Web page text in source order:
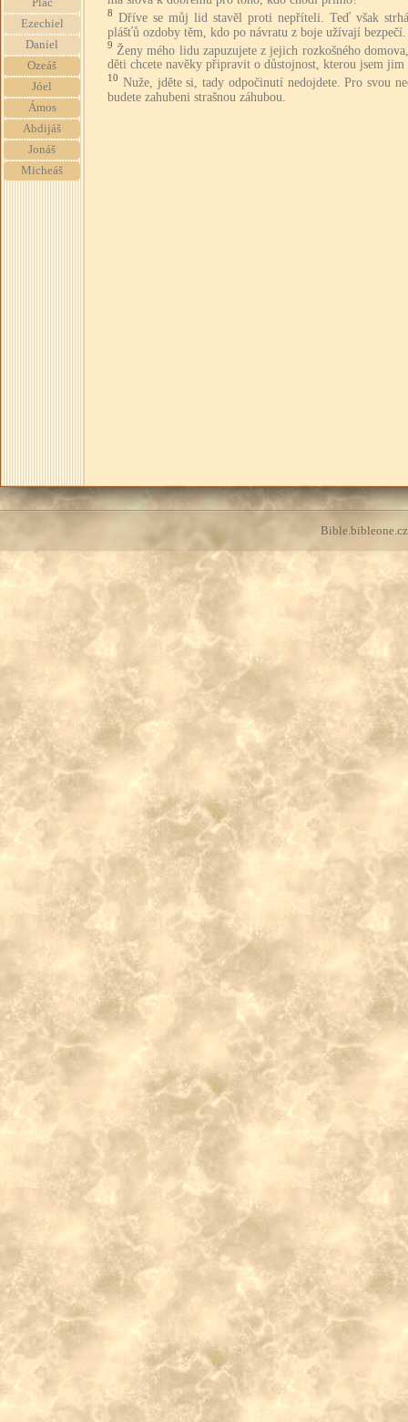
Pláč
Ezechiel
Daniel
Ozeáš
Jóel
Ámos
Abdijáš
Jonáš
Micheáš
8 Dříve se můj lid stavěl proti nepříteli. Teď však
plášťů ozdoby těm, kdo po návratu z boje užívají bezpečí.
9 Ženy mého lidu zapuzujete z jejich rozkošného
děti chcete navěky připravit o důstojnost, kterou jsem jim
10 Nuže, jděte si, tady odpočinutí nedojdete. Pro svou
budete zahubeni strašnou záhubou.